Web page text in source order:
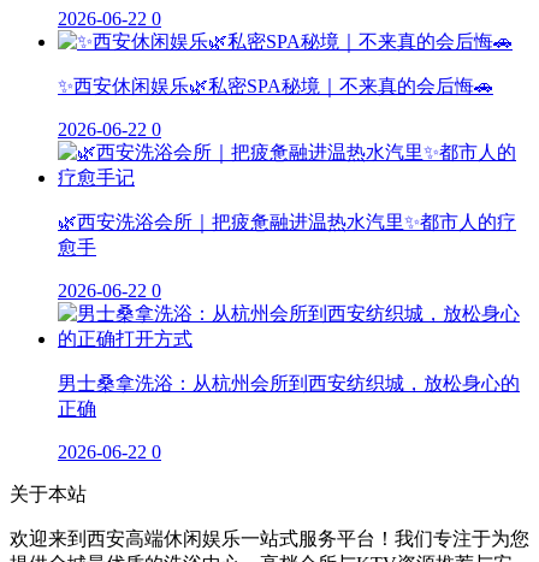
2026-06-22 0
✨西安休闲娱乐🌿私密SPA秘境｜不来真的会后悔🚗
2026-06-22 0
🌿西安洗浴会所｜把疲惫融进温热水汽里✨都市人的疗
愈手
2026-06-22 0
男士桑拿洗浴：从杭州会所到西安纺织城，放松身心的
正确
2026-06-22 0
关于本站
欢迎来到西安高端休闲娱乐一站式服务平台！我们专注于为您